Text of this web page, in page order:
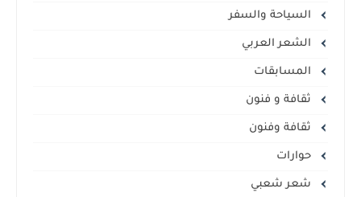
السياحة والسفر
الشعر العربي
المسابقات
ثقافة و فنون
ثقافة وفنون
حوارات
شعر شعبي